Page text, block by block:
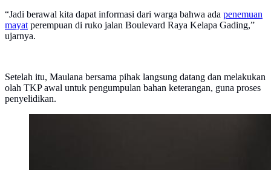
“Jadi berawal kita dapat informasi dari warga bahwa ada penemuan
mayatperempuan di ruko jalan Boulevard Raya Kelapa Gading,”
ujarnya.
Setelah itu, Maulana bersama pihak langsung datang dan melakukan
olah TKP awal untuk pengumpulan bahan keterangan, guna proses
penyelidikan.